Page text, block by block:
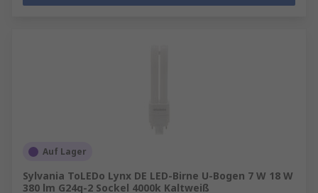
Auf Lager
Sylvania ToLEDo Lynx DE LED-Birne U-Bogen 7 W 18 W
380 lm G24q-2 Sockel 4000k Kaltweiß